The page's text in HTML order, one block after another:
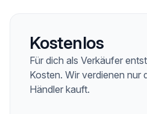
Kostenlos
Für dich als Verkäufer
Kosten. Wir verdienen nur
Händler kauft.